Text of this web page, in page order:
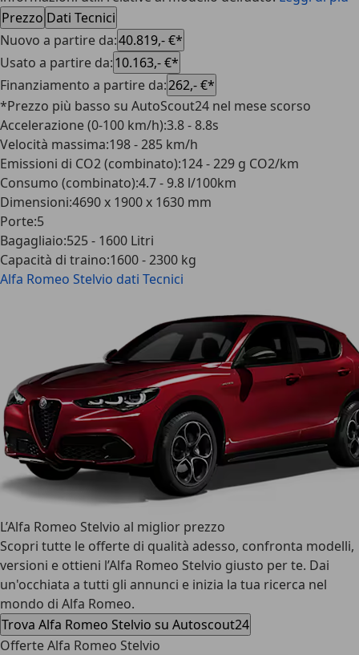
Prezzo Dati Tecnici
Nuovo a partire da:40.819,- €*
Usato a partire da:10.163,- €*
Finanziamento a partire da:262,- €*
*Prezzo più basso su AutoScout24 nel mese scorso
Accelerazione (0-100 km/h):3.8 - 8.8s
Velocità massima:198 - 285 km/h
Emissioni di CO2 (combinato):124 - 229 g CO2/km
Consumo (combinato):4.7 - 9.8 l/100km
Dimensioni:4690 x 1900 x 1630 mm
Porte:5
Bagagliaio:525 - 1600 Litri
Capacità di traino:1600 - 2300 kg
Alfa Romeo Stelvio dati Tecnici
L’Alfa Romeo Stelvio al miglior prezzo
Scopri tutte le offerte di qualità adesso, confronta modelli,
versioni e ottieni l’Alfa Romeo Stelvio giusto per te. Dai
un'occhiata a tutti gli annunci e inizia la tua ricerca nel
mondo di Alfa Romeo.
Trova Alfa Romeo Stelvio su Autoscout24
Offerte Alfa Romeo Stelvio